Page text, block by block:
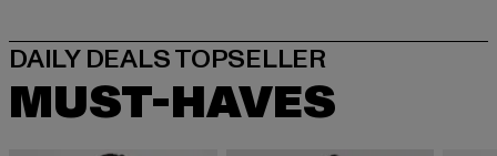
MUST-HAVES